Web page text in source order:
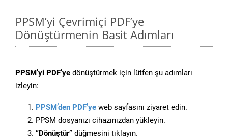
PPSM’yi Çevrimiçi PDF’ye
Dönüştürmenin Basit Adımları
PPSM’yi PDF’ye dönüştürmek için lütfen şu adımları
izleyin:
PPSM’den PDF’ye web sayfasını ziyaret edin.
PPSM dosyanızı cihazınızdan yükleyin.
“Dönüştür” düğmesini tıklayın.